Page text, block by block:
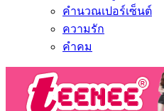
คำนวณเปอร์เซ็นต์
ความรัก
คำคม